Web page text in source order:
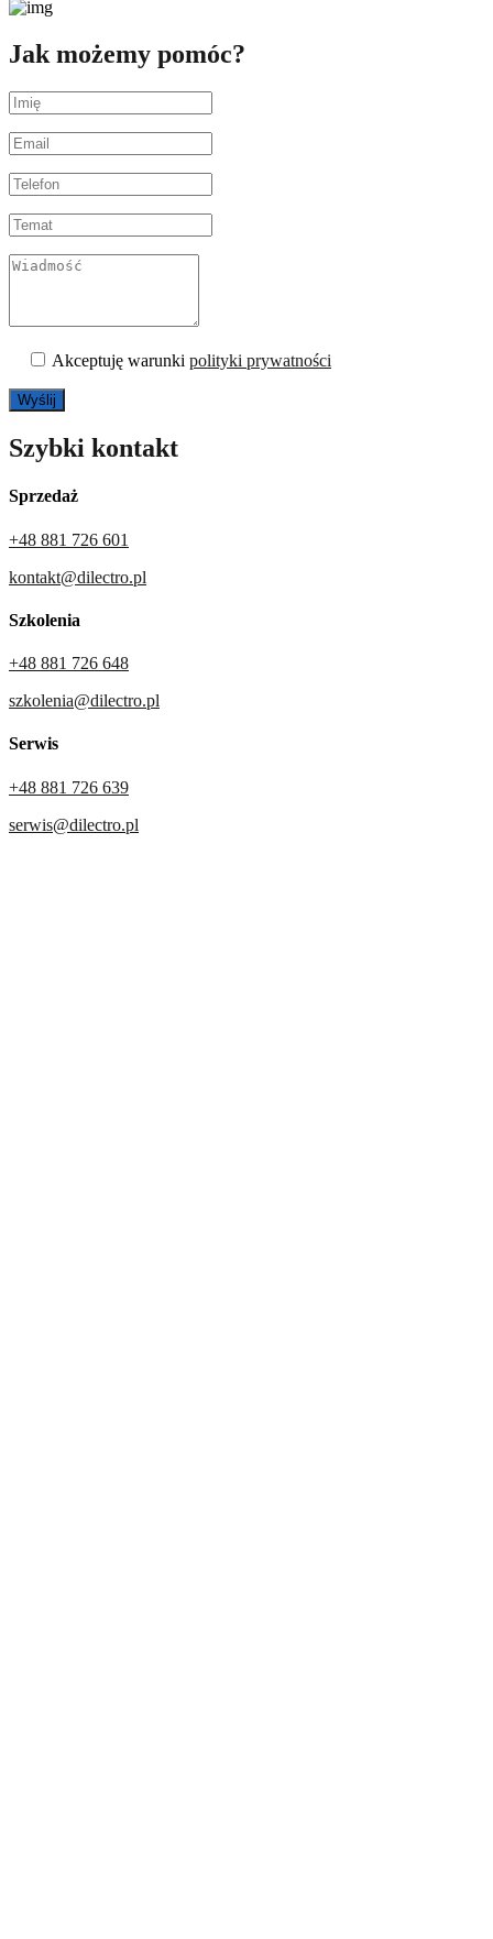
Jak możemy pomóc?
Akceptuję warunki polityki prywatności
Szybki kontakt
Sprzedaż
+48 881 726 601
kontakt@dilectro.pl
Szkolenia
+48 881 726 648
szkolenia@dilectro.pl
Serwis
+48 881 726 639
serwis@dilectro.pl